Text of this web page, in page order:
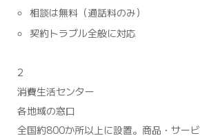
相談は無料（通話料のみ）
契約トラブル全般に対応
2
消費生活センター
各地域の窓口
全国約800か所以上に設置。商品・サー